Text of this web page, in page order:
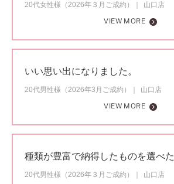
20代女性様（2026年３月ご成約）
山口店
VIEW MORE
いい思い出になりました。
20代男性様（2026年3月ご成約）
山口店
VIEW MORE
種類が豊富で納得したものを選べた
20代男性様（2026年３月ご成約）
山口店